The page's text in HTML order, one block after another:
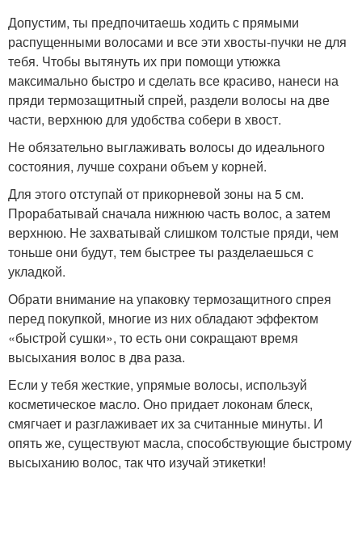
Допустим, ты предпочитаешь ходить с прямыми
распущенными волосами и все эти хвосты-пучки не для
тебя. Чтобы вытянуть их при помощи утюжка
максимально быстро и сделать все красиво, нанеси на
пряди термозащитный спрей, раздели волосы на две
части, верхнюю для удобства собери в хвост.
Не обязательно выглаживать волосы до идеального
состояния, лучше сохрани объем у корней.
Для этого отступай от прикорневой зоны на 5 см.
Прорабатывай сначала нижнюю часть волос, а затем
верхнюю. Не захватывай слишком толстые пряди, чем
тоньше они будут, тем быстрее ты разделаешься с
укладкой.
Обрати внимание на упаковку термозащитного спрея
перед покупкой, многие из них обладают эффектом
«быстрой сушки», то есть они сокращают время
высыхания волос в два раза.
Если у тебя жесткие, упрямые волосы, используй
косметическое масло. Оно придает локонам блеск,
смягчает и разглаживает их за считанные минуты. И
опять же, существуют масла, способствующие быстрому
высыханию волос, так что изучай этикетки!